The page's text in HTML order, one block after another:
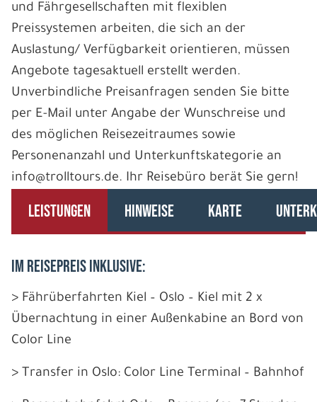
und Fährgesellschaften mit flexiblen
Preissystemen arbeiten, die sich an der
Auslastung/ Verfügbarkeit orientieren, müssen
Angebote tagesaktuell erstellt werden.
Unverbindliche Preisanfragen senden Sie bitte
per E-Mail unter Angabe der Wunschreise und
des möglichen Reisezeitraumes sowie
Personenanzahl und Unterkunftskategorie an
info@trolltours.de. Ihr Reisebüro berät Sie gern!
LEISTUNGEN HINWEISE KARTE
IM REISEPREIS INKLUSIVE:
> Fährüberfahrten Kiel – Oslo – Kiel mit 2 x
Übernachtung in einer Außenkabine an Bord von
Color Line
> Transfer in Oslo: Color Line Terminal – Bahnhof